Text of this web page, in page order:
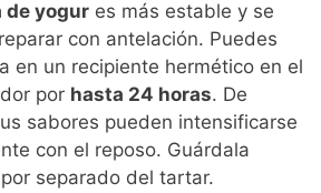
de yogures más estable y se
con antelación. Puedes
en un recipiente hermético en el
por hasta 24 horas. De
sabores pueden intensificarse
con el reposo. Guárdala
separado del tartar.